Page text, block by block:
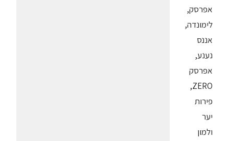
אפרסק,
לימונדה,
אננס
נענע,
אפרסק
ZERO,
פירות
יער
ולמון